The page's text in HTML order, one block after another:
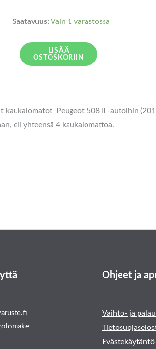
Saatavuus: Vain 1 varastossa
LISÄÄ
OSTOSKORIIN
kaukalomatot Peugeot 508 II -autoihin
eli yhteensä 4 kaukalomattoa.
Ohjeet ja
Vaihto- ja
Evästekäytäntö